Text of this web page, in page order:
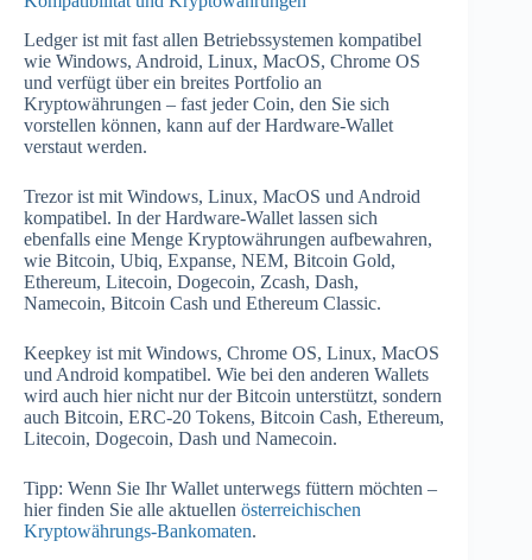
Ledger ist mit fast allen Betriebssystemen kompatibel
wie Windows, Android, Linux, MacOS, Chrome OS
und verfügt über ein breites Portfolio an
Kryptowährungen – fast jeder Coin, den Sie sich
vorstellen können, kann auf der Hardware-Wallet
verstaut werden.
Trezor ist mit Windows, Linux, MacOS und Android
kompatibel. In der Hardware-Wallet lassen sich
ebenfalls eine Menge Kryptowährungen aufbewahren,
wie Bitcoin, Ubiq, Expanse, NEM, Bitcoin Gold,
Ethereum, Litecoin, Dogecoin, Zcash, Dash,
Namecoin, Bitcoin Cash und Ethereum Classic.
Keepkey ist mit Windows, Chrome OS, Linux, MacOS
und Android kompatibel. Wie bei den anderen Wallets
wird auch hier nicht nur der Bitcoin unterstützt, sondern
auch Bitcoin, ERC-20 Tokens, Bitcoin Cash, Ethereum,
Litecoin, Dogecoin, Dash und Namecoin.
Tipp: Wenn Sie Ihr Wallet unterwegs füttern möchten –
hier finden Sie alle aktuellen österreichischen
Kryptowährungs-Bankomaten.